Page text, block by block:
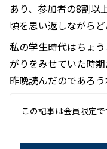
あり、参加者の8割以
頃を思い返しながら
私の学生時代はちょ
がりをみせていた時
昨晩読んだのであろ
この記事は会員限定